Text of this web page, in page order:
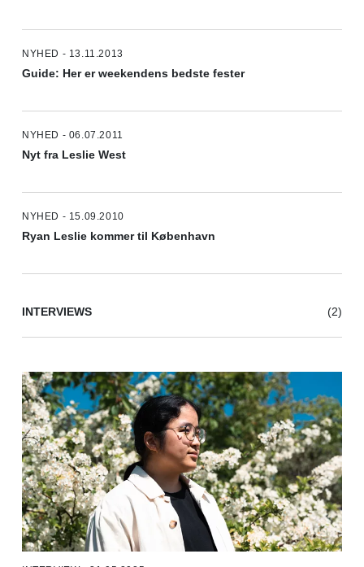
NYHED - 13.11.2013
Guide: Her er weekendens bedste fester
NYHED - 06.07.2011
Nyt fra Leslie West
NYHED - 15.09.2010
Ryan Leslie kommer til København
INTERVIEWS (2)